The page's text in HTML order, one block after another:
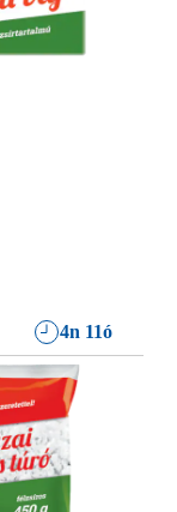
4n 11ó